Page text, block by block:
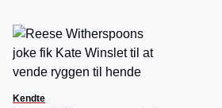
Kendte